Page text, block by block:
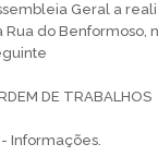
Geral a
Rua do Benformoso,
DE TRABALHOS
Informações.